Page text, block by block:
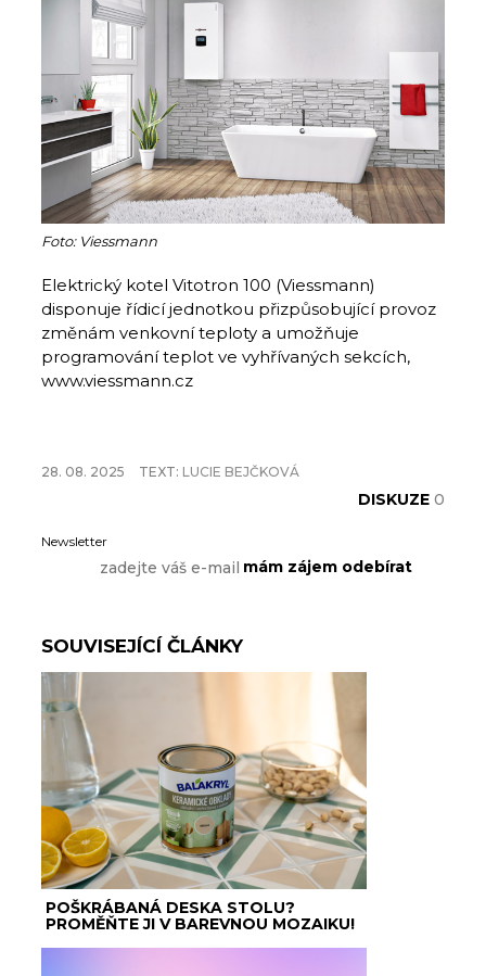
Foto: Viessmann
Elektrický kotel Vitotron 100 (Viessmann)
disponuje řídicí jednotkou přizpůsobující provoz
změnám venkovní teploty a umožňuje
programování teplot ve vyhřívaných sekcích,
www.viessmann.cz
28. 08. 2025 TEXT: LUCIE BEJČKOVÁ
DISKUZE 0
Newsletter
SOUVISEJÍCÍ ČLÁNKY
POŠKRÁBANÁ DESKA STOLU?
PROMĚŇTE JI V BAREVNOU MOZAIKU!